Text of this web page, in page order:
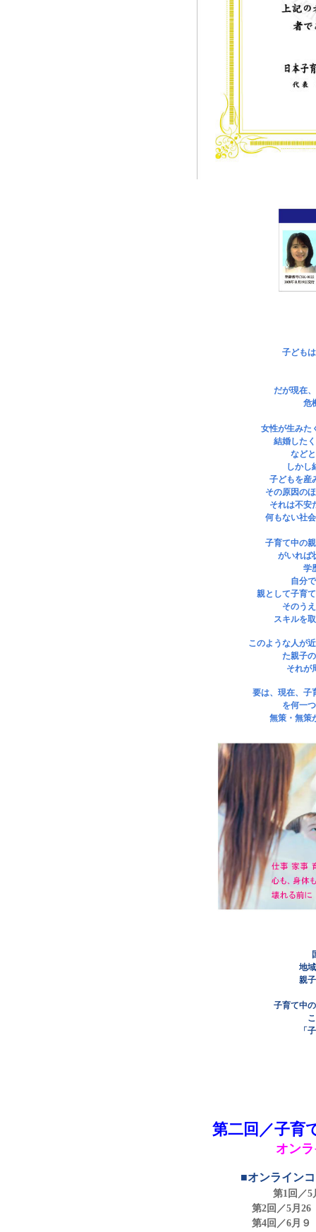
子ども
だが現在
危
女性が生みた
結婚した
など
しかし
子どもを産
その原因の
それは不安
何もない社
子育て中の
がいれば
学
自分
親として子育
そのう
スキルを
このような人が
た親子
それが
要は、現在、子
を何一
無策・無策
地
親
子育て中
「
第二回／子育
オン
■オンライン
第1回／5
第2回／5月26
第4回／6月９